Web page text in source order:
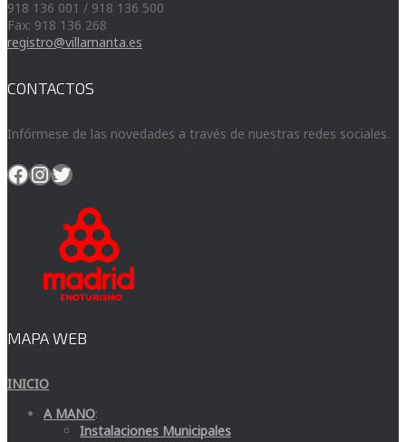
918 136 001 / 918 136 500
Fax: 918 136 268
registro@villamanta.es
CONTACTOS
Infórmese de las novedades a través de nuestras redes sociales.
Facebook
Instagram
Twitter
MAPA WEB
INICIO
A MANO:
Instalaciones Municipales